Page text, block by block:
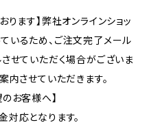
ります】弊社オンラインショッ
いるため、ご注文完了メール
せていただく場合がございま
内させていただきます。
お客様へ】
応となります。